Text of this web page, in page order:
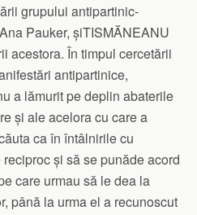
grupului antipartinic-
Pauker, șiTISMĂNEANU
acestora. În timpul cercetării
antipartinice,
a lămurit pe deplin abaterile
și ale acelora cu care a
ca în întâlnirile cu
și să se punăde acord
care urmau să le dea la
până la urma el a recunoscut